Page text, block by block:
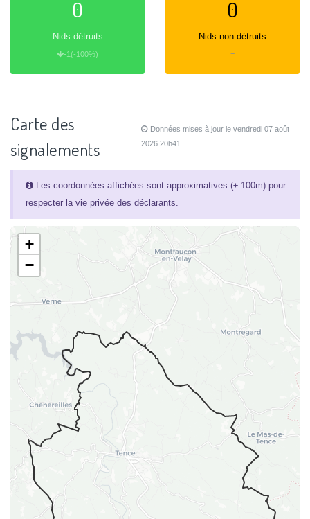
0
Nids détruits
-1(-100%)
0
Nids non détruits
=
Carte des
signalements
Données mises à jour le vendredi 07 août
2026 20h41
Les coordonnées affichées sont approximatives (± 100m) pour
respecter la vie privée des déclarants.
+
−